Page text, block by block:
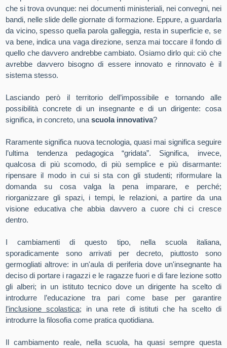
che si trova ovunque: nei documenti ministeriali, nei convegni, nei
bandi, nelle slide delle giornate di formazione. Eppure, a guardarla
da vicino, spesso quella parola galleggia, resta in superficie e, se
va bene, indica una vaga direzione, senza mai toccare il fondo di
quello che davvero andrebbe cambiato. Osiamo dirlo qui: ciò che
avrebbe davvero bisogno di essere innovato e rinnovato è il
sistema stesso.
Lasciando però il territorio dell’impossibile e tornando alle
possibilità concrete di un insegnante e di un dirigente: cosa
significa, in concreto, unascuola innovativa?
Raramente significa nuova tecnologia, quasi mai significa seguire
l’ultima tendenza pedagogica “gridata”. Significa, invece,
qualcosa di più scomodo, di più semplice e più disarmante:
ripensare il modo in cui si sta con gli studenti; riformulare la
domanda su cosa valga la pena imparare, e perché;
riorganizzare gli spazi, i tempi, le relazioni, a partire da una
visione educativa che abbia davvero a cuore chi ci cresce
dentro.
I cambiamenti di questo tipo, nella scuola italiana,
sporadicamente sono arrivati per decreto, piuttosto sono
germogliati altrove: in un'aula di periferia dove un'insegnante ha
deciso di portare i ragazzi e le ragazze fuori e di fare lezione sotto
gli alberi; in un istituto tecnico dove un dirigente ha scelto di
introdurre l’educazione tra pari come base per garantire
l’inclusione scolastica; in una rete di istituti che ha scelto di
introdurre la filosofia come pratica quotidiana.
Il cambiamento reale, nella scuola, ha quasi sempre questa